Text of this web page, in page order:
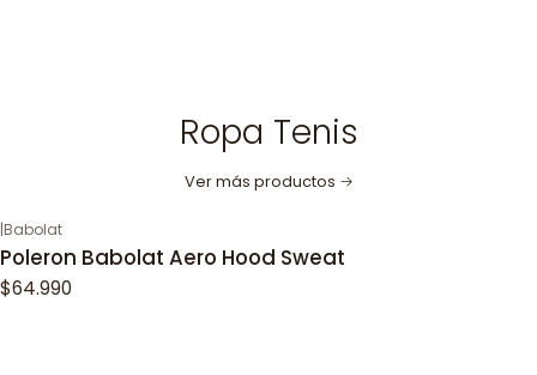
Ropa Tenis
Ver más productos
|Babolat
Poleron Babolat Aero Hood Sweat
$64.990